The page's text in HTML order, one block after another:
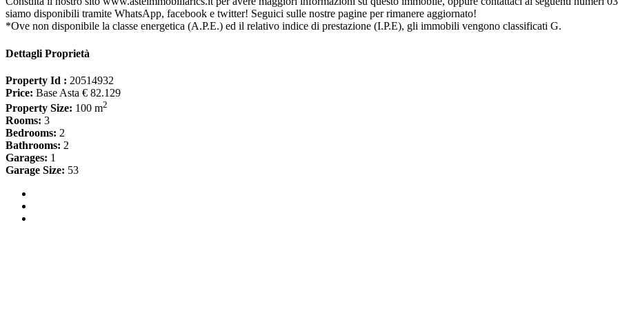
siamo disponibili tramite WhatsApp, facebook e twitter! Seguici sulle nostre pagine per rimanere aggiornato!
*Ove non disponibile la classe energetica (A.P.E.) ed il relativo indice di prestazione (I.P.E), gli immobili vengono classificati G.
Dettagli Proprietà
Property Id : 20514932
Price: Base Asta € 82.129
Property Size: 100 m2
Rooms: 3
Bedrooms: 2
Bathrooms: 2
Garages: 1
Garage Size: 53